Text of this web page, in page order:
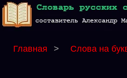
Главная > Слова на